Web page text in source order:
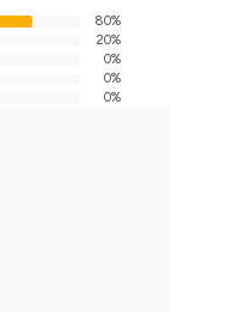
80%
20%
0%
0%
0%